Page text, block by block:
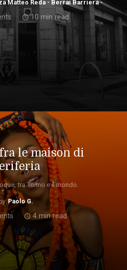
Matteo Reda - Berrai Barriera -
access_time10 min read
le maison di
tra Torino e il mondo.
Paolo G.
access_time 4 min read